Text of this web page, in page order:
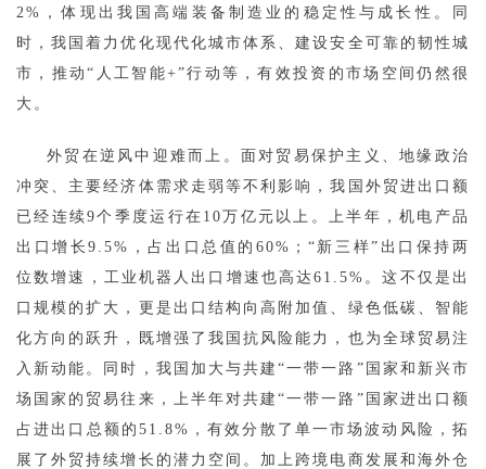
2%，体现出我国高端装备制造业的稳定性与成长性。同
时，我国着力优化现代化城市体系、建设安全可靠的韧性城
市，推动“人工智能+”行动等，有效投资的市场空间仍然很
大。
外贸在逆风中迎难而上。面对贸易保护主义、地缘政治
冲突、主要经济体需求走弱等不利影响，我国外贸进出口额
已经连续9个季度运行在10万亿元以上。上半年，机电产品
出口增长9.5%，占出口总值的60%；“新三样”出口保持两
位数增速，工业机器人出口增速也高达61.5%。这不仅是出
口规模的扩大，更是出口结构向高附加值、绿色低碳、智能
化方向的跃升，既增强了我国抗风险能力，也为全球贸易注
入新动能。同时，我国加大与共建“一带一路”国家和新兴市
场国家的贸易往来，上半年对共建“一带一路”国家进出口额
占进出口总额的51.8%，有效分散了单一市场波动风险，拓
展了外贸持续增长的潜力空间。加上跨境电商发展和海外仓